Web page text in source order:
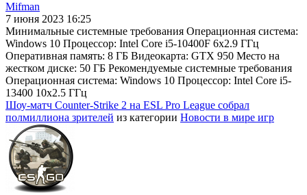
Mifman
7 июня 2023 16:25
Минимальные системные требования Операционная система:
Windows 10 Процессор: Intel Core i5-10400F 6x2.9 ГГц
Оперативная память: 8 ГБ Видеокарта: GTX 950 Место на
жестком диске: 50 ГБ Рекомендуемые системные требования
Операционная система: Windows 10 Процессор: Intel Core i5-
13400 10x2.5 ГГц
Шоу-матч Counter-Strike 2 на ESL Pro League собрал
полмиллиона зрителей из категории Новости в мире игр